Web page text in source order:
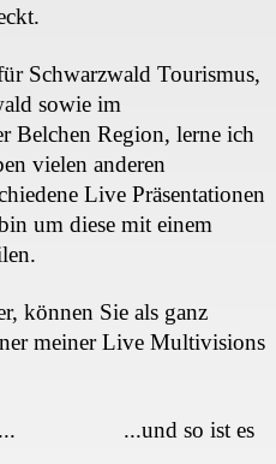
Schwarzwald Tourismus,
sowie im
Belchen Region, lerne ich
vielen anderen
Live Präsentationen
um diese mit einem
können Sie als ganz
meiner Live Multivisions
...und so ist es